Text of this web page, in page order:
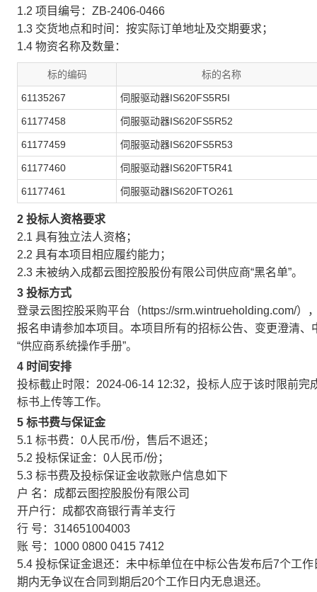
1.2 项目编号：ZB-2406-0466
1.3 交货地点和时间：按实际订单地址及交期要求；
1.4 物资名称及数量：
标的编码 标的名称
61135267 伺服驱动器IS620FS5R5I
61177458 伺服驱动器IS620FS5R52
61177459 伺服驱动器IS620FS5R53
61177460 伺服驱动器IS620FT5R41
61177461 伺服驱动器IS620FTO261
2 投标人资格要求
2.1 具有独立法人资格；
2.2 具有本项目相应履约能力；
2.3 未被纳入成都云图控股股份有限公司供应商“黑名单”。
3 投标方式
登录云图控股采购平台（https://srm.wintrueholding.com/
报名申请参加本项目。本项目所有的招标公告、变更澄清
“供应商系统操作手册”。
4 时间安排
投标截止时限： 2024-06-14 12:32， 投标人应于该时限前完
标书上传等工作。
5 标书费与保证金
5.1 标书费： 0人民币/份，售后不退还；
5.2 投标保证金： 0人民币/份；
5.3 标书费及投标保证金收款账户信息如下
户 名：成都云图控股股份有限公司
开户行：成都农商银行青羊支行
行 号：314651004003
账 号：1000 0800 0415 7412
5.4 投标保证金退还：未中标单位在中标公告发布后7个工
期内无争议在合同到期后20个工作日内无息退还。